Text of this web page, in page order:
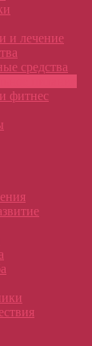
и лечение
средства
фитнес